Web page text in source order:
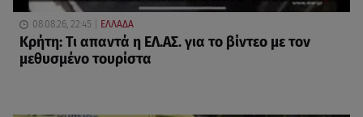
08.08.26, 22:45 ΕΛΛΑΔΑ
Κρήτη: Τι απαντά η ΕΛ.ΑΣ. για το βίντεο με τον
μεθυσμένο τουρίστα